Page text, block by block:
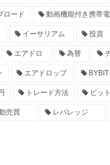
ロード 動画機能付き携帯
イーサリアム 投資
エアドロ 為替
エアドロップ BYBIT
トレード方法 ビッ
売買 レバレッジ